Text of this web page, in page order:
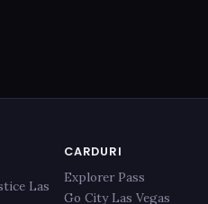
Las
CARDURI
Explorer Pass
Go City Las Vegas